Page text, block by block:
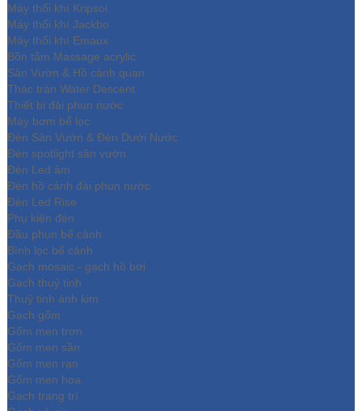
Máy thổi khí Kripsol
Máy thổi khí Jackbo
Máy thổi khí Emaux
Bồn tắm Massage acrylic
Sân Vườn & Hồ cảnh quan
Thác tràn Water Descent
Thiết bị đài phun nước
Máy bơm bể lọc
Đèn Sân Vườn & Đèn Dưới Nước
Đèn spotlight sân vườn
Đèn Led âm
Đèn hồ cảnh đài phun nước
Đèn Led Rise
Phụ kiện đèn
Đầu phun bể cảnh
Bình lọc bể cảnh
Gạch mosaic - gạch hồ bơi
Gạch thuỷ tinh
Thuỷ tinh ánh kim
Gạch gốm
Gốm men trơn
Gốm men sần
Gốm men rạn
Gốm men hoa
Gạch trang trí